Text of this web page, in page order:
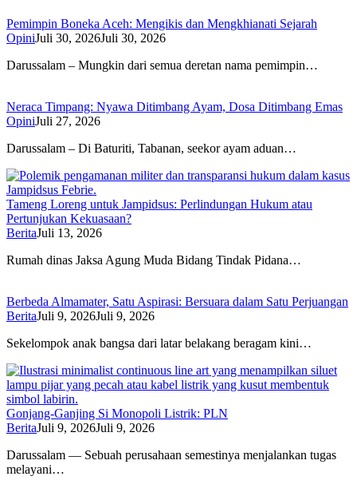
Pemimpin Boneka Aceh: Mengikis dan Mengkhianati Sejarah
OpiniJuli 30, 2026Juli 30, 2026
Darussalam – Mungkin dari semua deretan nama pemimpin…
Neraca Timpang: Nyawa Ditimbang Ayam, Dosa Ditimbang Emas
OpiniJuli 27, 2026
Darussalam – Di Baturiti, Tabanan, seekor ayam aduan…
Tameng Loreng untuk Jampidsus: Perlindungan Hukum atau
Pertunjukan Kekuasaan?
BeritaJuli 13, 2026
Rumah dinas Jaksa Agung Muda Bidang Tindak Pidana…
Berbeda Almamater, Satu Aspirasi: Bersuara dalam Satu Perjuangan
BeritaJuli 9, 2026Juli 9, 2026
Sekelompok anak bangsa dari latar belakang beragam kini…
Gonjang-Ganjing Si Monopoli Listrik: PLN
BeritaJuli 9, 2026Juli 9, 2026
Darussalam — Sebuah perusahaan semestinya menjalankan tugas
melayani…